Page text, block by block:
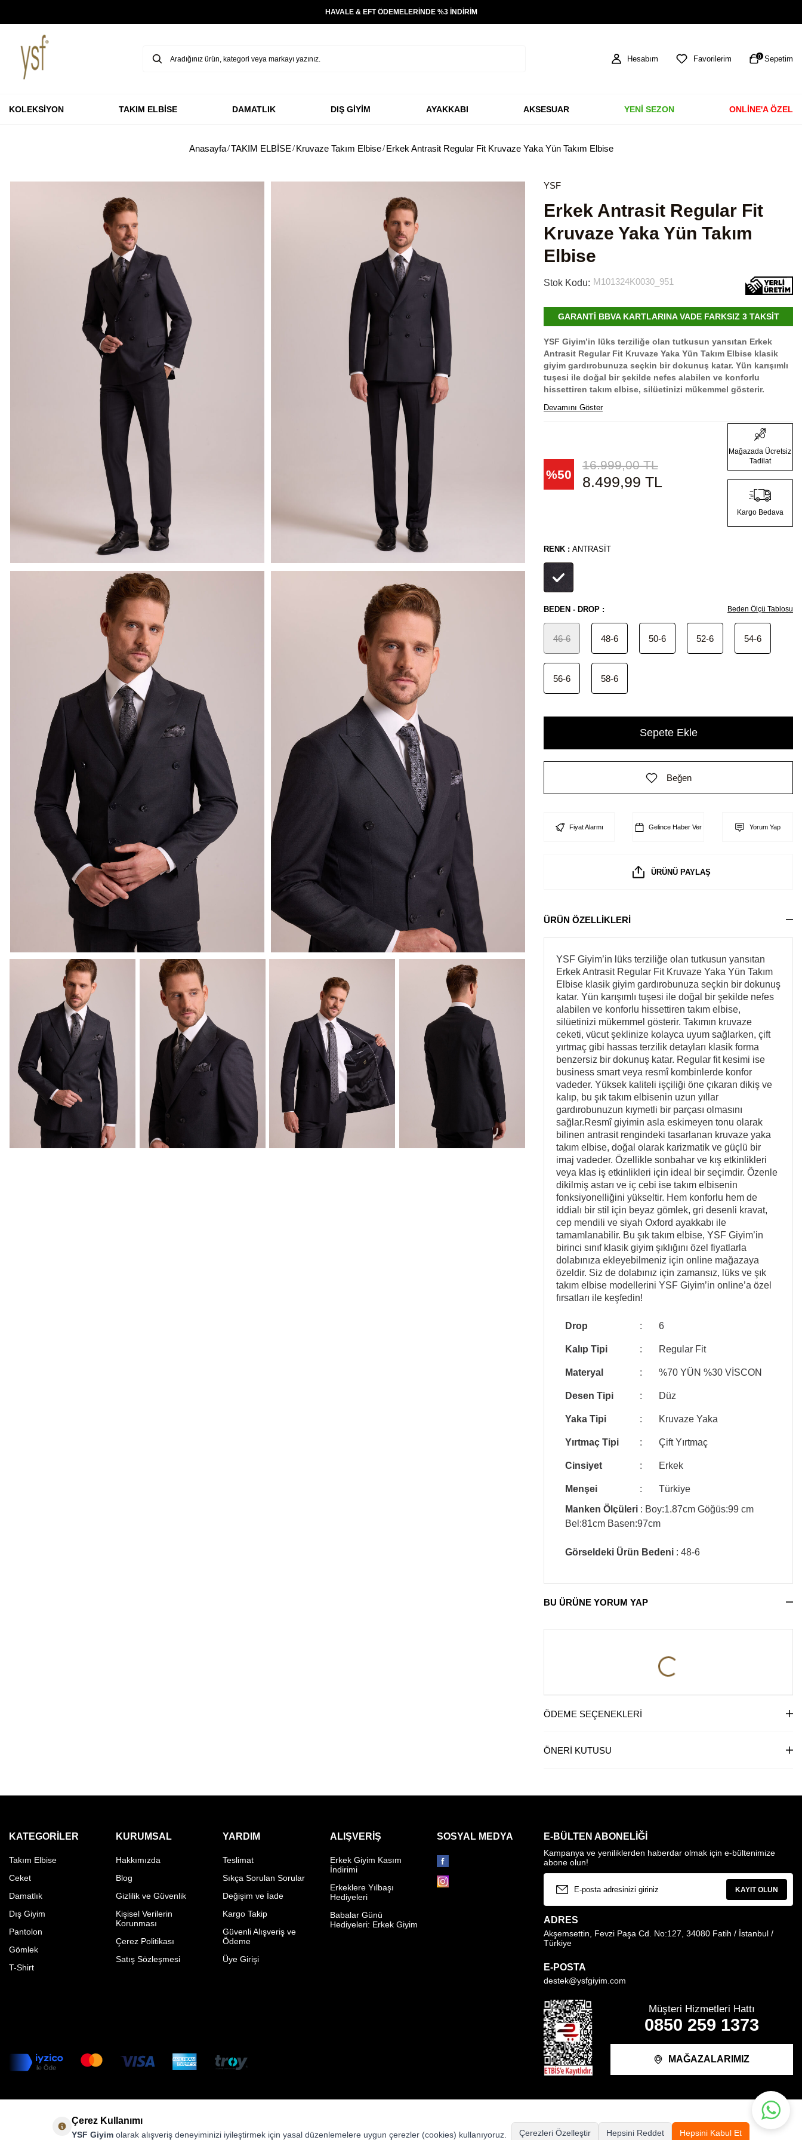
HAVALE & EFT ÖDEMELERİNDE %3 İNDİRİM
Hesabım Favorilerim 0 Sepetim
KOLEKSİYON TAKIM ELBİSE DAMATLIK DIŞ GİYİM AYAKKABI AKSESUAR YENİ SEZON ONLİNE'A ÖZEL
Anasayfa TAKIM ELBİSE Kruvaze Takım Elbise Erkek Antrasit Regular Fit Kruvaze Yaka Yün Takım Elbise
YSF
Erkek Antrasit Regular Fit
Kruvaze Yaka Yün Takım
Elbise
Stok Kodu: M101324K0030_951
GARANTİ BBVA KARTLARINA VADE FARKSIZ 3 TAKSİT
YSF Giyim’in lüks terziliğe olan tutkusun yansıtan Erkek
Antrasit Regular Fit Kruvaze Yaka Yün Takım Elbise klasik
giyim gardırobunuza seçkin bir dokunuş katar. Yün karışımlı
tuşesi ile doğal bir şekilde nefes alabilen ve konforlu
hissettiren takım elbise, silüetinizi mükemmel gösterir.
Devamını Göster
%50
16.999,00TL
8.499,99 TL
Mağazada Ücretsiz
Tadilat
Kargo Bedava
RENK : ANTRASIT
BEDEN - DROP : Beden Ölçü Tablosu
46-6 48-6 50-6 52-6 54-6
56-6 58-6
Sepete Ekle
Beğen
Fiyat Alarmı Gelince Haber Ver Yorum Yap
ÜRÜNÜ PAYLAŞ
ÜRÜN ÖZELLİKLERİ
YSF Giyim’in lüks terziliğe olan tutkusun yansıtan
Erkek Antrasit Regular Fit Kruvaze Yaka Yün Takım
Elbise klasik giyim gardırobunuza seçkin bir dokunuş
katar. Yün karışımlı tuşesi ile doğal bir şekilde nefes
alabilen ve konforlu hissettiren takım elbise,
silüetinizi mükemmel gösterir. Takımın kruvaze
ceketi, vücut şeklinize kolayca uyum sağlarken, çift
yırtmaç gibi hassas terzilik detayları klasik forma
benzersiz bir dokunuş katar. Regular fit kesimi ise
business smart veya resmî kombinlerde konfor
vadeder. Yüksek kaliteli işçiliği öne çıkaran dikiş ve
kalıp, bu şık takım elbisenin uzun yıllar
gardırobunuzun kıymetli bir parçası olmasını
sağlar.Resmî giyimin asla eskimeyen tonu olarak
bilinen antrasit rengindeki tasarlanan kruvaze yaka
takım elbise, doğal olarak karizmatik ve güçlü bir
imaj vadeder. Özellikle sonbahar ve kış etkinlikleri
veya klas iş etkinlikleri için ideal bir seçimdir. Özenle
dikilmiş astarı ve iç cebi ise takım elbisenin
fonksiyonelliğini yükseltir. Hem konforlu hem de
iddialı bir stil için beyaz gömlek, gri desenli kravat,
cep mendili ve siyah Oxford ayakkabı ile
tamamlanabilir. Bu şık takım elbise, YSF Giyim’in
birinci sınıf klasik giyim şıklığını özel fiyatlarla
dolabınıza ekleyebilmeniz için online mağazaya
özeldir. Siz de dolabınız için zamansız, lüks ve şık
takım elbise modellerini YSF Giyim’in online’a özel
fırsatları ile keşfedin!
Drop : 6
Kalıp Tipi : Regular Fit
Materyal : %70 YÜN %30 VİSCON
Desen Tipi : Düz
Yaka Tipi : Kruvaze Yaka
Yırtmaç Tipi : Çift Yırtmaç
Cinsiyet : Erkek
Menşei :
Türkiye
Manken Ölçüleri : Boy:1.87cm Göğüs:99 cm
Bel:81cm Basen:97cm
Görseldeki Ürün Bedeni : 48-6
BU ÜRÜNE YORUM YAP
ÖDEME SEÇENEKLERI
ÖNERI KUTUSU
KATEGORILER
Takım Elbise
Ceket
Damatlık
Dış Giyim
Pantolon
Gömlek
T-Shirt
KURUMSAL
Hakkımızda
Blog
Gizlilik ve Güvenlik
Kişisel Verilerin
Korunması
Çerez Politikası
Satış Sözleşmesi
YARDIM
Teslimat
Sıkça Sorulan Sorular
Değişim ve İade
Kargo Takip
Güvenli Alışveriş ve
Ödeme
Üye Girişi
ALIŞVERIŞ
Erkek Giyim Kasım
İndirimi
Erkeklere Yılbaşı
Hediyeleri
Babalar Günü
Hediyeleri: Erkek Giyim
SOSYAL MEDYA E-BÜLTEN ABONELIĞI
Kampanya ve yeniliklerden haberdar olmak için e-bültenimize
abone olun!
KAYIT OLUN
ADRES
Akşemsettin, Fevzi Paşa Cd. No:127, 34080 Fatih / İstanbul /
Türkiye
E-POSTA
destek@ysfgiyim.com
Müşteri Hizmetleri Hattı
0850 259 1373
MAĞAZALARIMIZ
© ysfgiyim.com | Tüm Hakları Saklıdır.
Çerez Kullanımı
YSF Giyim olarak alışveriş deneyiminizi iyileştirmek için yasal düzenlemelere uygun çerezler (cookies) kullanıyoruz. Çerezleri Özelleştir Hepsini Reddet Hepsini Kabul Et